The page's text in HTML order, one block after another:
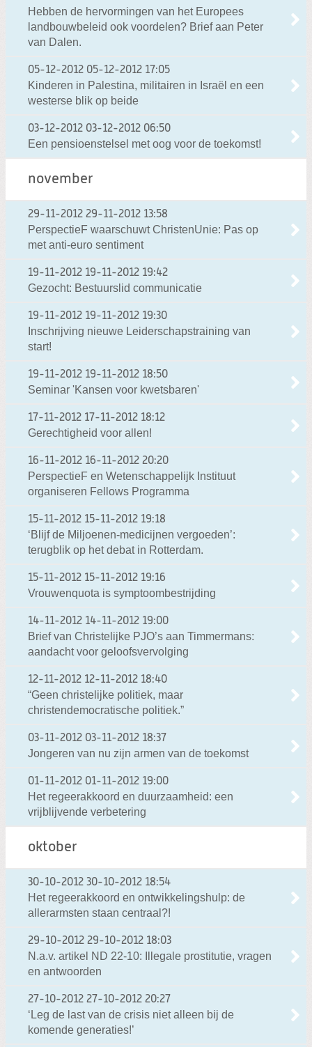
Hebben de hervormingen van het Europees
landbouwbeleid ook voordelen? Brief aan Peter
van Dalen.
05-12-2012 05-12-2012 17:05
Kinderen in Palestina, militairen in Israël en een
westerse blik op beide
03-12-2012 03-12-2012 06:50
Een pensioenstelsel met oog voor de toekomst!
november
29-11-2012 29-11-2012 13:58
PerspectieF waarschuwt ChristenUnie: Pas op
met anti-euro sentiment
19-11-2012 19-11-2012 19:42
Gezocht: Bestuurslid communicatie
19-11-2012 19-11-2012 19:30
Inschrijving nieuwe Leiderschapstraining van
start!
19-11-2012 19-11-2012 18:50
Seminar 'Kansen voor kwetsbaren'
17-11-2012 17-11-2012 18:12
Gerechtigheid voor allen!
16-11-2012 16-11-2012 20:20
PerspectieF en Wetenschappelijk Instituut
organiseren Fellows Programma
15-11-2012 15-11-2012 19:18
‘Blijf de Miljoenen-medicijnen vergoeden’:
terugblik op het debat in Rotterdam.
15-11-2012 15-11-2012 19:16
Vrouwenquota is symptoombestrijding
14-11-2012 14-11-2012 19:00
Brief van Christelijke PJO’s aan Timmermans:
aandacht voor geloofsvervolging
12-11-2012 12-11-2012 18:40
“Geen christelijke politiek, maar
christendemocratische politiek.”
03-11-2012 03-11-2012 18:37
Jongeren van nu zijn armen van de toekomst
01-11-2012 01-11-2012 19:00
Het regeerakkoord en duurzaamheid: een
vrijblijvende verbetering
oktober
30-10-2012 30-10-2012 18:54
Het regeerakkoord en ontwikkelingshulp: de
allerarmsten staan centraal?!
29-10-2012 29-10-2012 18:03
N.a.v. artikel ND 22-10: Illegale prostitutie, vragen
en antwoorden
27-10-2012 27-10-2012 20:27
‘Leg de last van de crisis niet alleen bij de
komende generaties!’